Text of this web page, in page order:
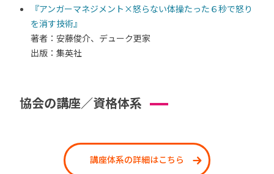
『アンガーマネジメント×怒らない体操たった６秒で怒り
を消す技術』
著者：安藤俊介、デューク更家
出版：集英社
協会の講座／資格体系
講座体系の詳細はこちら